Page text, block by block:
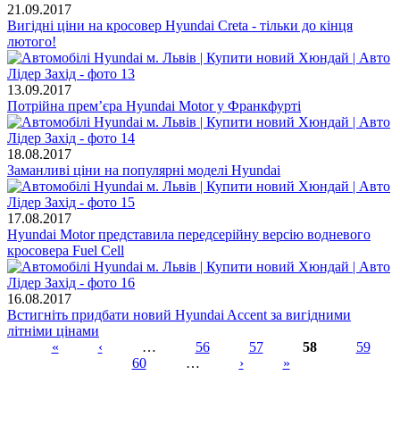
21.09.2017
Вигідні ціни на кросовер Hyundai Creta - тільки до кінця
лютого!
13.09.2017
Потрійна прем’єра Hyundai Motor у Франкфурті
18.08.2017
Заманливі ціни на популярні моделі Hyundai
17.08.2017
Hyundai Motor представила передсерійну версію водневого
кросовера Fuel Cell
16.08.2017
Встигніть придбати новий Hyundai Accent за вигідними
літніми цінами
« ‹ … 56 57 58
59
60
… › »